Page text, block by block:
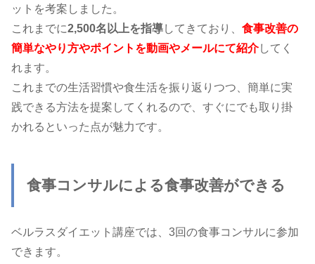
ットを考案しました。
これまでに2,500名以上を指導してきており、食事改善の
簡単なやり方やポイントを動画やメールにて紹介してく
れます。
これまでの生活習慣や食生活を振り返りつつ、簡単に実
践できる方法を提案してくれるので、すぐにでも取り掛
かれるといった点が魅力です。
食事コンサルによる食事改善ができる
ベルラスダイエット講座では、3回の食事コンサルに参加
できます。